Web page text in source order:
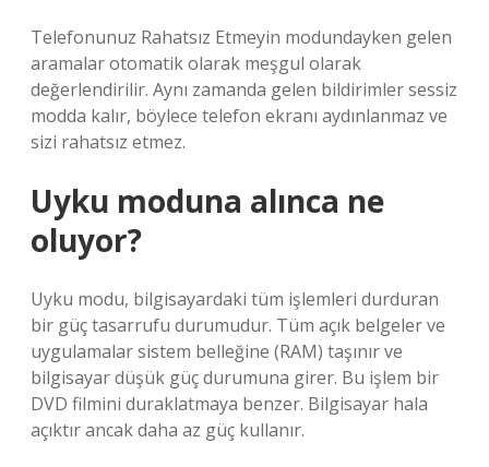
Telefonunuz Rahatsız Etmeyin modundayken gelen
aramalar otomatik olarak meşgul olarak
değerlendirilir. Aynı zamanda gelen bildirimler sessiz
modda kalır, böylece telefon ekranı aydınlanmaz ve
sizi rahatsız etmez.
Uyku moduna alınca ne
oluyor?
Uyku modu, bilgisayardaki tüm işlemleri durduran
bir güç tasarrufu durumudur. Tüm açık belgeler ve
uygulamalar sistem belleğine (RAM) taşınır ve
bilgisayar düşük güç durumuna girer. Bu işlem bir
DVD filmini duraklatmaya benzer. Bilgisayar hala
açıktır ancak daha az güç kullanır.